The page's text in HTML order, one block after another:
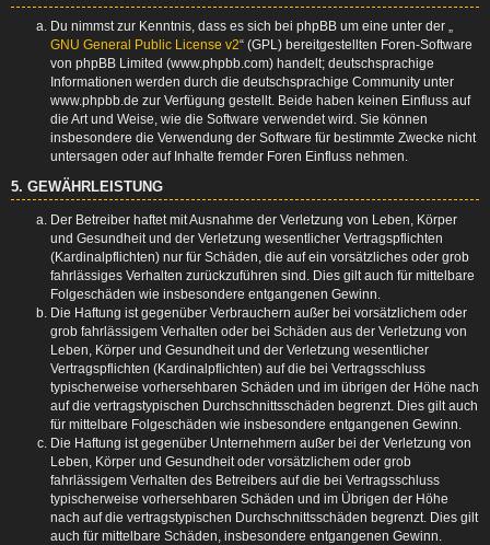
Du nimmst zur Kenntnis, dass es sich bei phpBB um eine unter der „
GNU General Public License v2“ (GPL) bereitgestellten Foren-Software
von phpBB Limited (www.phpbb.com) handelt; deutschsprachige
Informationen werden durch die deutschsprachige Community unter
www.phpbb.de zur Verfügung gestellt. Beide haben keinen Einfluss auf
die Art und Weise, wie die Software verwendet wird. Sie können
insbesondere die Verwendung der Software für bestimmte Zwecke nicht
untersagen oder auf Inhalte fremder Foren Einfluss nehmen.
5. GEWÄHRLEISTUNG
Der Betreiber haftet mit Ausnahme der Verletzung von Leben, Körper
und Gesundheit und der Verletzung wesentlicher Vertragspflichten
(Kardinalpflichten) nur für Schäden, die auf ein vorsätzliches oder grob
fahrlässiges Verhalten zurückzuführen sind. Dies gilt auch für mittelbare
Folgeschäden wie insbesondere entgangenen Gewinn.
Die Haftung ist gegenüber Verbrauchern außer bei vorsätzlichem oder
grob fahrlässigem Verhalten oder bei Schäden aus der Verletzung von
Leben, Körper und Gesundheit und der Verletzung wesentlicher
Vertragspflichten (Kardinalpflichten) auf die bei Vertragsschluss
typischerweise vorhersehbaren Schäden und im übrigen der Höhe nach
auf die vertragstypischen Durchschnittsschäden begrenzt. Dies gilt auch
für mittelbare Folgeschäden wie insbesondere entgangenen Gewinn.
Die Haftung ist gegenüber Unternehmern außer bei der Verletzung von
Leben, Körper und Gesundheit oder vorsätzlichem oder grob
fahrlässigem Verhalten des Betreibers auf die bei Vertragsschluss
typischerweise vorhersehbaren Schäden und im Übrigen der Höhe
nach auf die vertragstypischen Durchschnittsschäden begrenzt. Dies gilt
auch für mittelbare Schäden, insbesondere entgangenen Gewinn.